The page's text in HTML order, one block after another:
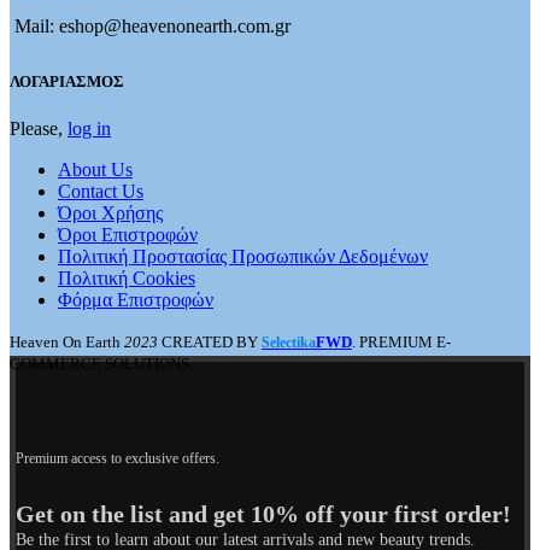
Mail: eshop@heavenonearth.com.gr
ΛΟΓΑΡΙΑΣΜΟΣ
Please, log in
About Us
Contact Us
Όροι Χρήσης
Όροι Επιστροφών
Πολιτική Προστασίας Προσωπικών Δεδομένων
Πολιτική Cookies
Φόρμα Επιστροφών
Heaven On Earth 2023 CREATED BY SelectikaFWD. PREMIUM E-
COMMERCE SOLUTIONS.
Premium access to exclusive offers.
Get on the list and get 10% off your first order!
Be the first to learn about our latest arrivals and new beauty trends.